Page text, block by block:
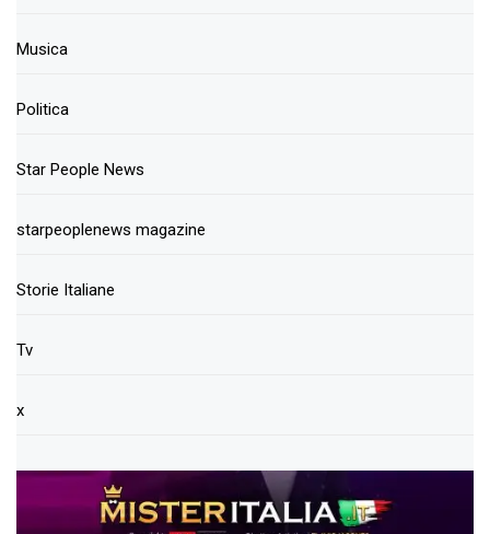
Musica
Politica
Star People News
starpeoplenews magazine
Storie Italiane
Tv
x